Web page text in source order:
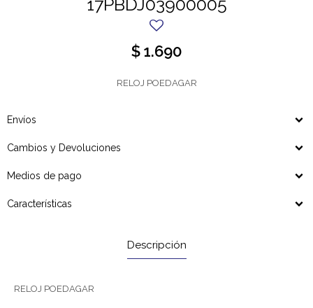
17PBDJ03900005
$ 1.690
RELOJ POEDAGAR
Envíos
Cambios y Devoluciones
Medios de pago
Características
Descripción
RELOJ POEDAGAR